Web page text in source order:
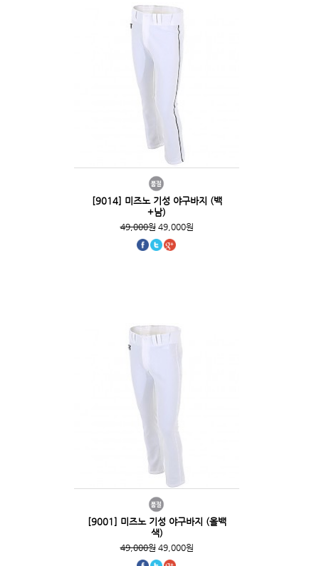
[9014] 미즈노 기성 야구바지 (백
+남)
49,000원49,000원
[9001] 미즈노 기성 야구바지 (올백
색)
49,000원49,000원